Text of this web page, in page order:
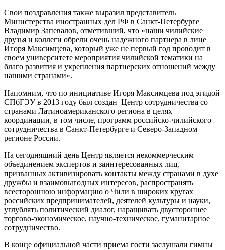
Свои поздравления также выразил представитель
Министерства иностранных дел РФ в Санкт-Петербурге
Владимир Запевалов, отметивший, что «наши чилийские
друзья и коллеги обрели очень надежного партнера в лице
Игоря Максимцева, который уже не первый год проводит в
своем университете мероприятия чилийской тематики на
благо развития и укрепления партнерских отношений между
нашими странами».
Напомним, что по инициативе Игоря Максимцева под эгидой
СПбГЭУ в 2013 году был создан Центр сотрудничества со
странами Латиноамериканского региона в целях
координации, в том числе, программ российско-чилийского
сотрудничества в Санкт-Петербурге и Северо-Западном
регионе России.
На сегодняшний день Центр является некоммерческим
объединением экспертов и заинтересованных лиц,
призванных активизировать контакты между странами в духе
дружбы и взаимовыгодных интересов, распространять
всестороннюю информацию о Чили в широких кругах
российских предпринимателей, деятелей культуры и науки,
углублять политический диалог, наращивать двустороннее
торгово-экономическое, научно-техническое, гуманитарное
сотрудничество.
В конце официальной части приема гости заслушали гимны